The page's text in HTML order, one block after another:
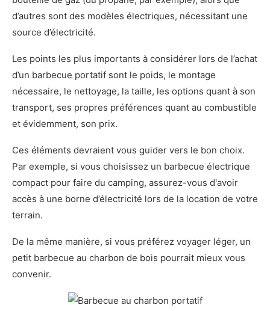
d’autres sont des modèles électriques, nécessitant une
source d’électricité.
Les points les plus importants à considérer lors de l’achat
d’un barbecue portatif sont le poids, le montage
nécessaire, le nettoyage, la taille, les options quant à son
transport, ses propres préférences quant au combustible
et évidemment, son prix.
Ces éléments devraient vous guider vers le bon choix.
Par exemple, si vous choisissez un barbecue électrique
compact pour faire du camping, assurez-vous d'avoir
accès à une borne d’électricité lors de la location de votre
terrain.
De la même manière, si vous préférez voyager léger, un
petit barbecue au charbon de bois pourrait mieux vous
convenir.